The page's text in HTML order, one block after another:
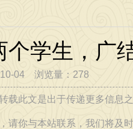
下朋友 [2026-06-06]
学生，广
04 浏览量：278
载此文是出于传递更多信息
请你与本站联系，我们将及